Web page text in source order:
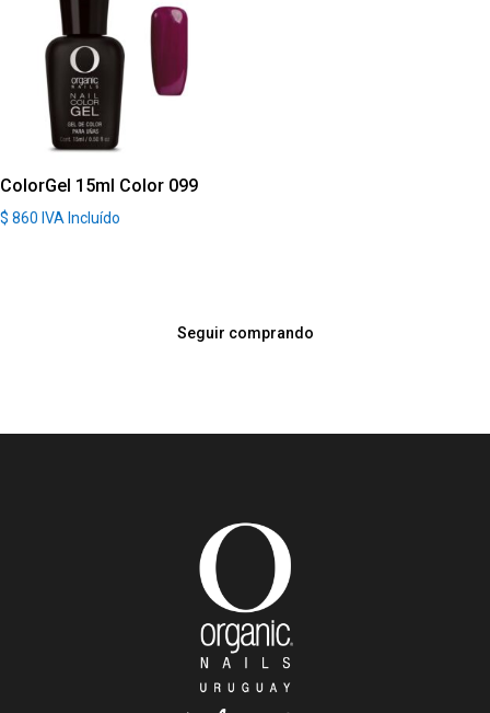
ColorGel 15ml Color 099
$ 860 IVA Incluído
Seguir comprando